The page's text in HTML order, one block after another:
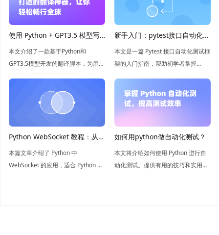
使用 Python + GPT3.5 模型写
一个翻译脚本，嘎嘎好用
本文介绍了一款基于Python和
GPT3.5模型开发的翻译脚本，为用户
新手入门：pytest接口自动化测
试框架
本文是一篇 Pytest 接口自动化测试框
架的入门指南，帮助初学者掌握
践技巧。
Python WebSocket 教程：从零
开始
本篇文章介绍了 Python 中
WebSocket 的应用，适合 Python 初
如何用python做自动化测试？
本文将介绍如何使用 Python 进行自
动化测试。提供有用的技巧和实用的